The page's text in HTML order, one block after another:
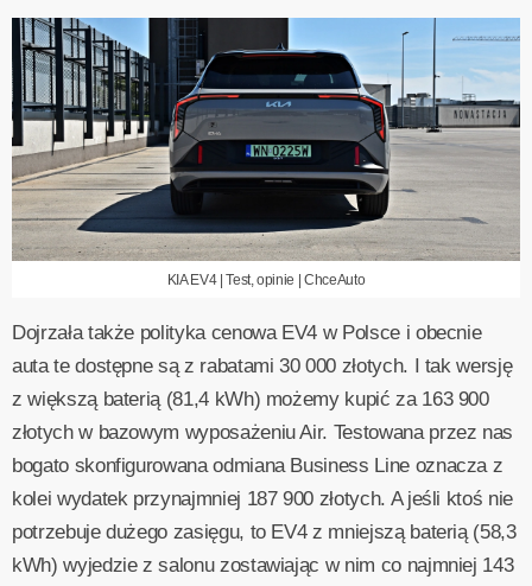
KIA EV4 | Test, opinie | ChceAuto
Dojrzała także polityka cenowa EV4 w Polsce i obecnie
auta te dostępne są z rabatami 30 000 złotych. I tak wersję
z większą baterią (81,4 kWh) możemy kupić za 163 900
złotych w bazowym wyposażeniu Air. Testowana przez nas
bogato skonfigurowana odmiana Business Line oznacza z
kolei wydatek przynajmniej 187 900 złotych. A jeśli ktoś nie
potrzebuje dużego zasięgu, to EV4 z mniejszą baterią (58,3
kWh) wyjedzie z salonu zostawiając w nim co najmniej 143